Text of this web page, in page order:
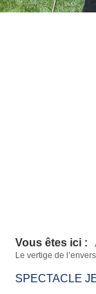
Vous êtes ici :
Le vertige de l’envers
SPECTACLE